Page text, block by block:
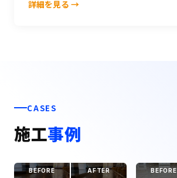
詳細を見る →
CASES
施工事例
BEFORE AFTER BEFORE